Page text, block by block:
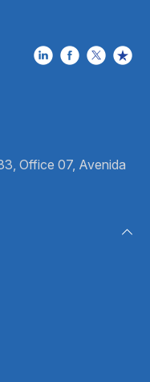
Office 07, Avenida